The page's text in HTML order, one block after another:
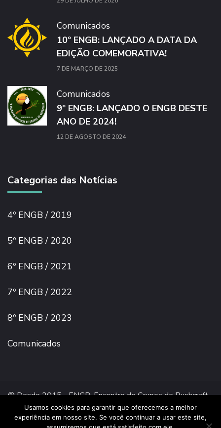
Comunicados
10º ENGB: LANÇADO A DATA DA
EDIÇÃO COMEMORATIVA!
7 DE MARÇO DE 2025
Comunicados
9º ENGB: LANÇADO O ENGB DESTE
ANO DE 2024!
12 DE AGOSTO DE 2024
Categorias das Notícias
4º ENGB / 2019
5º ENGB / 2020
6º ENGB / 2021
7º ENGB / 2022
8º ENGB / 2023
Comunicados
® Desde 2015 - ENGB: Encontro de Grupos de Bushcraft -
Todos os direitos reservados!
Icons made by Freepikfrom www.flaticon.comis licensed
byCC 3.0 BY
Usamos cookies para garantir que oferecemos a melhor
experiência em nosso site. Se você continuar a usar este site,